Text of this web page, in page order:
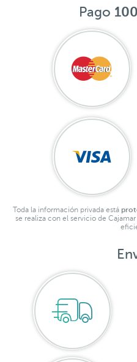
Pago
Toda la información privada está
se realiza con el servicio de